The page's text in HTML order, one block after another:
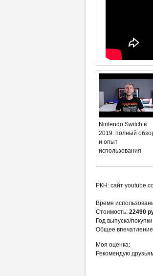
Nintendo Switch в
2019: полный
и опыт
использования
РКН: сайт
Время
Стоимость: 22490
Год выпуска/
Общее
Моя оценка:
Рекомендую